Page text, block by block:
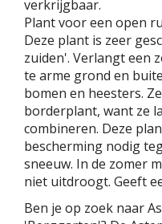
verkrijgbaar.
Plant voor een open
Deze plant is zeer
zuiden'. Verlangt een
te arme grond en
bomen en heesters.
borderplant, want ze
combineren. Deze
bescherming nodig
sneeuw. In de zomer
niet uitdroogt. Geeft
Ben je op zoek naar